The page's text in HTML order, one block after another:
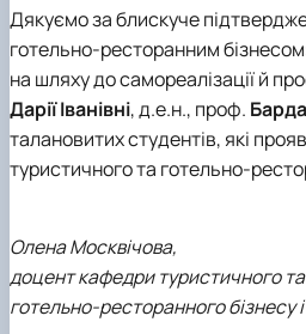
Дякуємо за блискуче
готельно-ресторанним
на шляху до самореалізації й
Дарії Іванівні, д.е.н., проф.
талановитих студентів, які
туристичного та готельно-
Олена Москвічова,
доцент кафедри туристичного та
готельно-ресторанного бізнесу